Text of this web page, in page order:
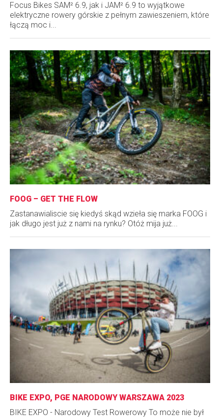
Focus Bikes SAM² 6.9, jak i JAM² 6.9 to wyjątkowe
elektryczne rowery górskie z pełnym zawieszeniem, które
łączą moc i...
FOOG – GET THE FLOW
Zastanawialiscie się kiedyś skąd wzieła się marka FOOG i
jak długo jest już z nami na rynku? Otóż mija już...
BIKE EXPO, PGE NARODOWY WARSZAWA 2023
BIKE EXPO - Narodowy Test Rowerowy To może nie był